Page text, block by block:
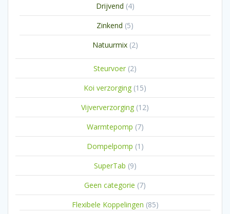
Drijvend 44
producten
Zinkend 55
producten
Natuurmix 22
Steurvoer 22
producten
Koi verzorging 1515
producten
Vijververzorging 1212
producten
Warmtepomp 77
producten
Dompelpomp 1 1
product
SuperTab 99
producten
Geen categorie 77
producten
Flexibele Koppelingen 8585